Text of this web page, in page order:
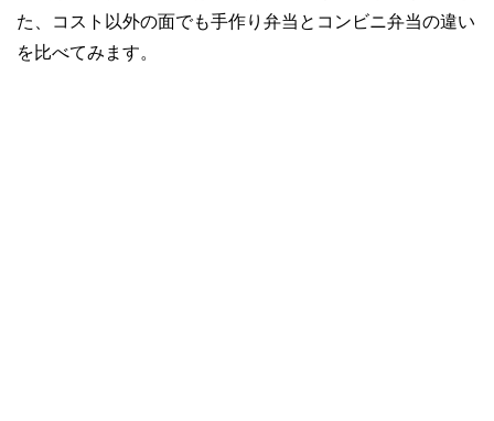
た、コスト以外の面でも手作り弁当とコンビニ弁当の違い
を比べてみます。